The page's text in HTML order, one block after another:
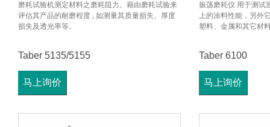
磨耗试验机测定材料之磨耗阻力。藉由磨耗试验来
评估其产品的耐磨程度 , 如测量其质量损失、厚度
损失及透光率等。
Taber 5135/5155
马上询价
振荡磨耗仪 用于测试
上的涂料性能，另外
塑料、金属和其它材
Taber 6100
马上询价